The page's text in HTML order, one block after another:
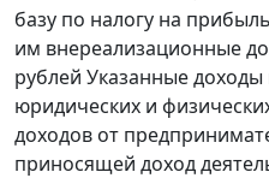
базу по налогу на
им внереализационные
рублей Указанные доходы
юридических и
доходов от
приносящей доход